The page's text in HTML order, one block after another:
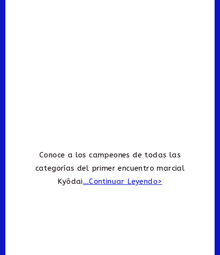
Conoce a los campeones de todas las
categorías del primer encuentro marcial
Kyōdai…Continuar Leyendo>